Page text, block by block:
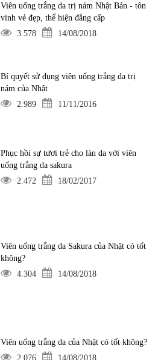
Viên uống trắng da trị nám Nhật Bản - tôn
vinh vẻ đẹp, thể hiện đẳng cấp
3.578
14/08/2018
Bí quyết sử dụng viên uống trắng da trị
nám của Nhật
2.989
11/11/2016
Phục hồi sự tươi trẻ cho làn da với viên
uống trắng da sakura
2.472
18/02/2017
Viên uống trắng da Sakura của Nhật có tốt
không?
4.304
14/08/2018
Viên uống trắng da của Nhật có tốt không?
2.076
14/08/2018